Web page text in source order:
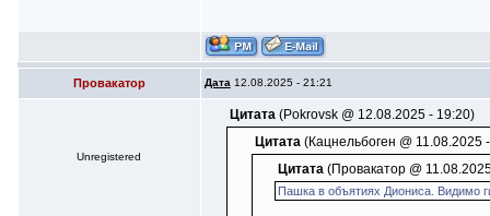
Провакатор Дата 12.08.2025 - 21:21
Unregistered
Цитата (Pokrovsk @ 12.08.2025 - 19:20)
Цитата(Кацнельбоген @ 11.08.2025
Цитата (Провакатор @
Пашка в объятиях Диониса. Видимо